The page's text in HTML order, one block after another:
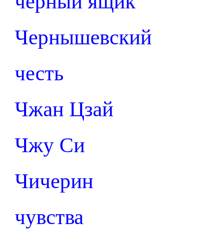
Чернышевский
честь
Чжан Цзай
Чжу Си
Чичерин
чувства